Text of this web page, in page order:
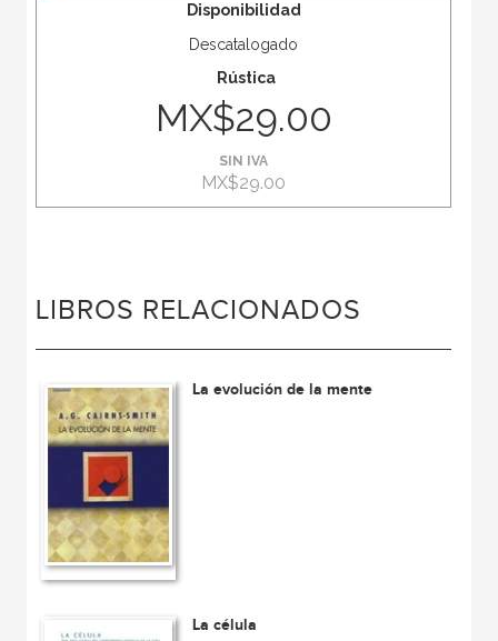
Disponibilidad
Descatalogado
Rústica
MX$29.00
SIN IVA
MX$29.00
LIBROS RELACIONADOS
La evolución de la mente
La célula